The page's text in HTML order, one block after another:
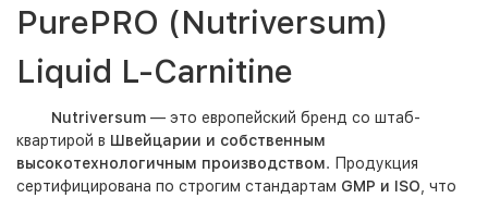
PurePRO (Nutriversum)
Liquid L-Carnitine
Nutriversum — это европейский бренд со штаб-
квартирой в Швейцарии и собственным
высокотехнологичным производством. Продукция
сертифицирована по строгим стандартам GMP и ISO , что